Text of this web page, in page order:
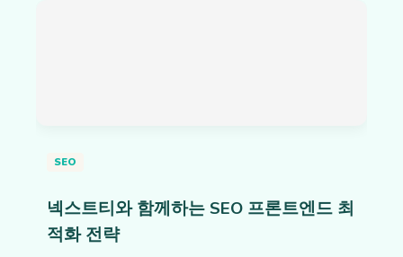
SEO
넥스트티와 함께하는 SEO 프론트엔드 최
적화 전략